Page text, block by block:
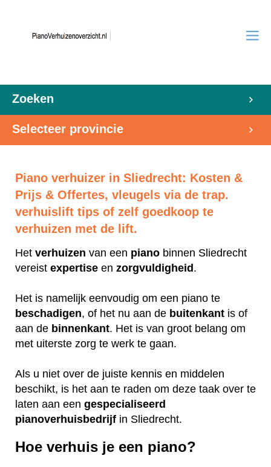
Zoeken
Selecteer provincie
Piano verhuizer in Sliedrecht: Kosten &
Prijs & Offertes, vleugels via de trap.
verhuislift tips of zelf goedkoop te
verhuizen met de lift.
Het verhuizen van een piano binnen Sliedrecht
vereist expertise en zorgvuldigheid.
Het is namelijk eenvoudig om een piano te
beschadigen, of het nu aan de buitenkant is of
aan de binnenkant. Het is van groot belang om
met uiterste zorg te werk te gaan.
Als u niet over de juiste kennis en middelen
beschikt, is het aan te raden om deze taak over te
laten aan een gespecialiseerd
pianoverhuisbedrijf in Sliedrecht.
Hoe verhuis je een piano?